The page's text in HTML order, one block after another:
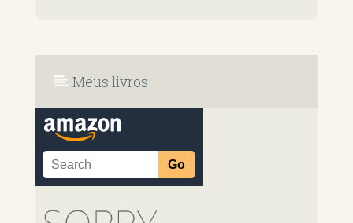
Meus livros